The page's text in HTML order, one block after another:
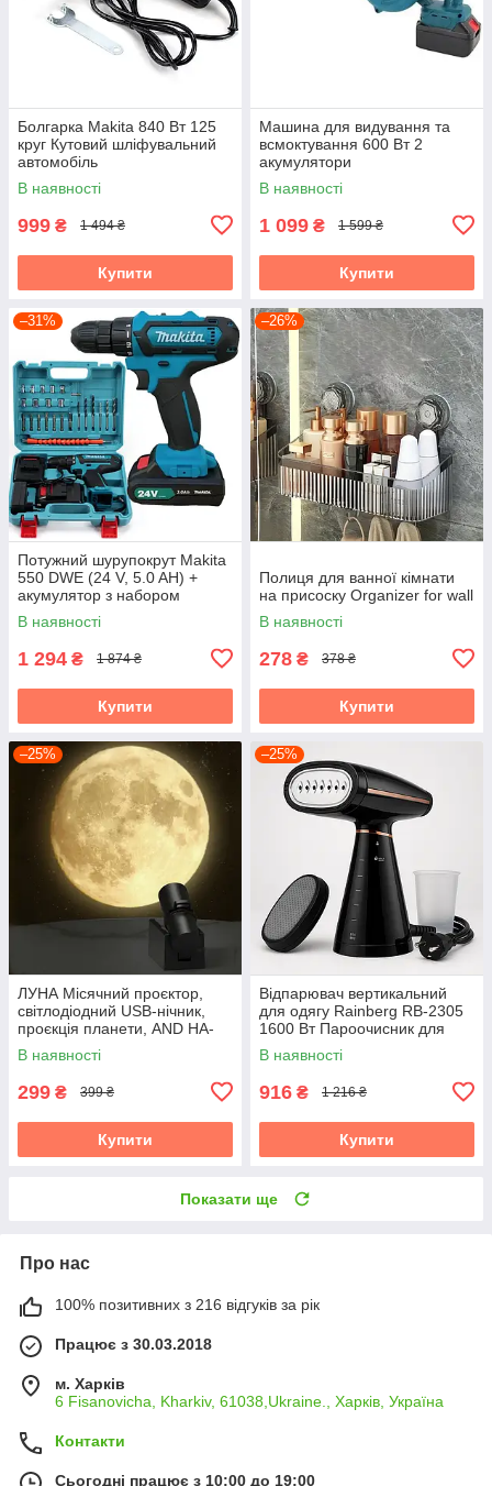
Болгарка Makita 840 Вт 125
круг Кутовий шліфувальний
автомобіль
В наявності
999 ₴ 1 494 ₴
Купити
Машина для видування та
всмоктування 600 Вт 2
акумулятори
В наявності
1 099 ₴ 1 599 ₴
Купити
–31%
Потужний шурупокрут Makita
550 DWE (24 V, 5.0 AH) +
акумулятор з набором
інструментів "Макіта"
В наявності
1 294 ₴ 1 874 ₴
Купити
–26%
Полиця для ванної кімнати
на присоску Organizer for wall
В наявності
278 ₴ 378 ₴
Купити
–25%
ЛУНА Місячний проєктор,
світлодіодний USB-нічник,
проєкція планети, AND HA-
126
В наявності
299 ₴ 399 ₴
Купити
–25%
Відпарювач вертикальний
для одягу Rainberg RB-2305
1600 Вт Пароочисник для
штор і постільної білизни
В наявності
916 ₴ 1 216 ₴
Купити
Показати ще
Про нас
100% позитивних з 216 відгуків за рік
Працює з 30.03.2018
м. Харків
6 Fisanovicha, Kharkiv, 61038,Ukraine., Харків, Україна
Контакти
Сьогодні працює з 10:00 до 19:00